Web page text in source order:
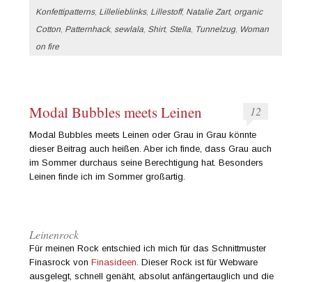
Konfettipatterns, Lillelieblinks, Lillestoff, Natalie Zart, organic
Cotton Patternhack, sewlala Shirt, Stella Tunnelzug, Woman
on fire
Modal Bubbles meets Leinen 12
Modal Bubbles meets Leinen oder Grau in Grau könnte
dieser Beitrag auch heißen. Aber ich finde, dass Grau auch
im Sommer durchaus seine Berechtigung hat. Besonders
Leinen finde ich im Sommer großartig.
Leinenrock
Für meinen Rock entschied ich mich für das Schnittmuster
Finasrock vonFinasideen . Dieser Rock ist für Webware
ausgelegt, schnell genäht, absolut anfängertauglich und die